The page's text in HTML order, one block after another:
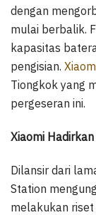
dengan
mulai berbalik.
kapasitas
pengisian.
Tiongkok yang
pergeseran ini.
Xiaomi
Dilansir dari
Station
melakukan